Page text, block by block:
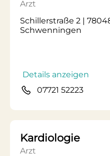
Arzt
Schillerstraße 2 |
Schwenningen
Details anzeigen
07721 52223
Kardiologie
Arzt